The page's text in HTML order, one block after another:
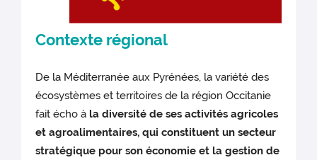
Contexte régional
De la Méditerranée aux Pyrénées, la variété des
écosystèmes et territoires de la région Occitanie
fait écho à la diversité de ses activités agricoles
et agroalimentaires, qui constituent un secteur
stratégique pour son économie et la gestion de